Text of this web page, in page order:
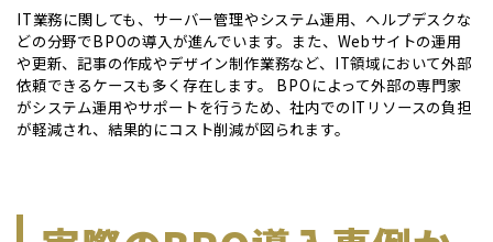
IT業務に関しても、サーバー管理やシステム運用、ヘルプデスクな
どの分野でBPOの導入が進んでいます。また、Webサイトの運用
や更新、記事の作成やデザイン制作業務など、IT領域において外部
依頼できるケースも多く存在します。 BPOによって外部の専門家
がシステム運用やサポートを行うため、社内でのITリソースの負担
が軽減され、結果的にコスト削減が図られます。